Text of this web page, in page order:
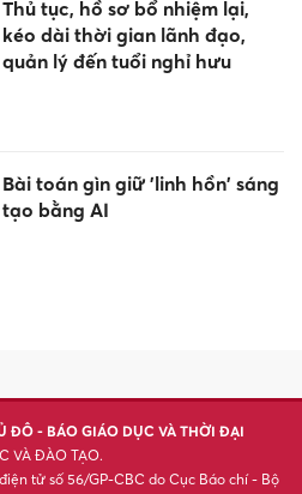
đáp ứng nhu cầu nhân lực
phương tiện vi phạm mang
biển số sau nhanh chóng nộp